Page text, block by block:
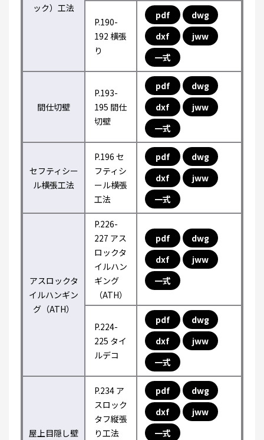
ック）工法
P.190-
192 横張
り
pdf
dwg
dxf
jww
一式
間仕切壁
P.193-
195 間仕
切壁
pdf
dwg
dxf
jww
一式
セフティシー
ル横張工法
P.196 セ
フティシ
ール横張
工法
pdf
dwg
dxf
jww
一式
アスロックタ
イルハンギン
グ（ATH）
P.226-
227 アス
ロックタ
イルハン
ギング
（ATH）
pdf
dwg
dxf
jww
一式
P.224-
225 タイ
ルデコ
pdf
dwg
dxf
jww
一式
屋上目隠し壁
P.234 ア
スロック
タフ縦張
り工法
pdf
dwg
dxf
jww
一式